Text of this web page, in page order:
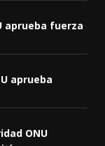
aprueba fuerza
aprueba
ONU